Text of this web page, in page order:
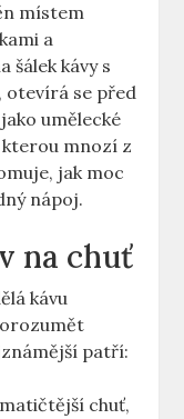
místem
a
šálek kávy s
otevírá se před
umělecké
mnozí z
jak moc
nápoj.
na chuť
kávu
patří:
chuť,